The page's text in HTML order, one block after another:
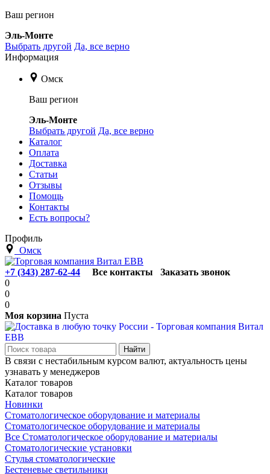
Ваш регион
Эль-Монте
Выбрать другой Да, все верно
Информация
Омск
Ваш регион
Эль-Монте
Выбрать другой Да, все верно
Каталог
Оплата
Доставка
Статьи
Отзывы
Помощь
Контакты
Есть вопросы?
Профиль
Омск
+7 (343) 287-62-44 Все контакты
Заказать звонок
0
0
0
Моя корзина Пуста
В связи с нестабильным курсом валют, актуальность цены
узнавать у менеджеров
Каталог товаров
Каталог товаров
Новинки
Стоматологическое оборудование и материалы
Стоматологическое оборудование и материалы
Все Стоматологическое оборудование и материалы
Стоматологические установки
Стулья стоматологические
Бестеневые светильники